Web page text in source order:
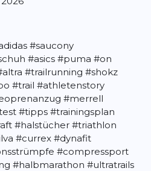
#saucony
#asics #puma #on
#trailrunning #shokz
#trail #athletenstory
#merrell
#tipps #trainingsplan
#halstücher #triathlon
#currex #dynafit
#compressport
#halbmarathon #ultratrails